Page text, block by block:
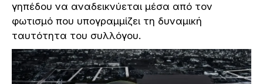
γηπέδου να αναδεικνύεται μέσα από τον
φωτισμό που υπογραμμίζει τη δυναμική
ταυτότητα του συλλόγου.